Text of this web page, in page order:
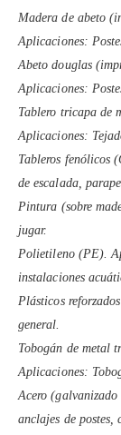
Madera de abeto
Aplicaciones:
Abeto douglas
Aplicaciones:
Tablero tricapa de
Aplicaciones:
Tableros fenólicos
de escalada,
Pintura (sobre
jugar.
Polietileno (PE).
instalaciones
Plásticos
general.
Tobogán de metal
Aplicaciones:
Acero
anclajes de postes,